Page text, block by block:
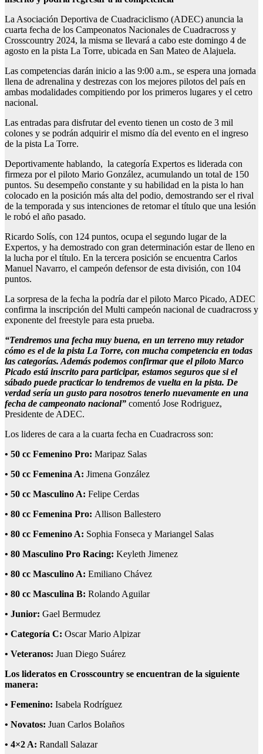
La Asociación Deportiva de Cuadraciclismo (ADEC) anuncia la
cuarta fecha de los Campeonatos Nacionales de Cuadracross y
Crosscountry 2024, la misma se llevará a cabo este domingo 4 de
agosto en la pista La Torre, ubicada en San Mateo de Alajuela.
Las competencias darán inicio a las 9:00 a.m., se espera una jornada
llena de adrenalina y destrezas con los mejores pilotos del país en
ambas modalidades compitiendo por los primeros lugares y el cetro
nacional.
Las entradas para disfrutar del evento tienen un costo de 3 mil
colones y se podrán adquirir el mismo día del evento en el ingreso
de la pista La Torre.
Deportivamente hablando, la categoría Expertos es liderada con
firmeza por el piloto Mario González, acumulando un total de 150
puntos. Su desempeño constante y su habilidad en la pista lo han
colocado en la posición más alta del podio, demostrando ser el rival
de la temporada y sus intenciones de retomar el título que una lesión
le robó el año pasado.
Ricardo Solís, con 124 puntos, ocupa el segundo lugar de la
Expertos, y ha demostrado con gran determinación estar de lleno en
la lucha por el título. En la tercera posición se encuentra Carlos
Manuel Navarro, el campeón defensor de esta división, con 104
puntos.
La sorpresa de la fecha la podría dar el piloto Marco Picado, ADEC
confirma la inscripción del Multi campeón nacional de cuadracross y
exponente del freestyle para esta prueba.
“Tendremos una fecha muy buena, en un terreno muy retador
cómo es el de la pista La Torre, con mucha competencia en todas
las categorías. Además podemos confirmar que el piloto Marco
Picado está inscrito para participar, estamos seguros que si el
sábado puede practicar lo tendremos de vuelta en la pista. De
verdad sería un gusto para nosotros tenerlo nuevamente en una
fecha de campeonato nacional” comentó Jose Rodriguez,
Presidente de ADEC.
Los lideres de cara a la cuarta fecha en Cuadracross son:
• 50 cc Femenino Pro: Maripaz Salas
• 50 cc Femenina A: Jimena González
• 50 cc Masculino A: Felipe Cerdas
• 80 cc Femenina Pro: Allison Ballestero
• 80 cc Femenino A: Sophia Fonseca y Mariangel Salas
• 80 Masculino Pro Racing: Keyleth Jimenez
• 80 cc Masculino A: Emiliano Chávez
• 80 cc Masculina B: Rolando Aguilar
• Junior: Gael Bermudez
• Categoría C: Oscar Mario Alpizar
• Veteranos: Juan Diego Suárez
Los lideratos en Crosscountry se encuentran de la siguiente
manera:
• Femenino: Isabela Rodríguez
• Novatos: Juan Carlos Bolaños
• 4×2 A: Randall Salazar